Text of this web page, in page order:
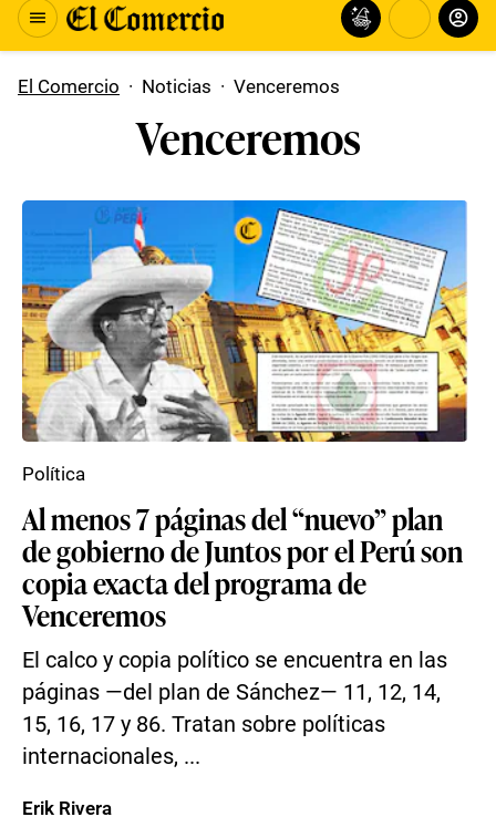
El Comercio · Noticias · Venceremos
Venceremos
Al menos 7 páginas del “nuevo” plan
de gobierno de Juntos por el Perú son
copia exacta del programa de
Venceremos
El calco y copia político se encuentra en las
páginas —del plan de Sánchez— 11, 12, 14,
15, 16, 17 y 86. Tratan sobre políticas
internacionales, ...
Política
Erik Rivera